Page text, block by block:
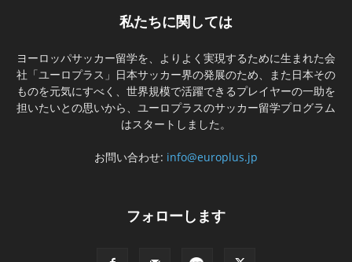
私たちに関しては
ヨーロッパサッカー留学を、よりよく実現するために生まれた会
社「ユーロプラス」日本サッカー界の発展のため、また日本その
ものを元気にすべく、世界規模で活躍できるプレイヤーの一助を
担いたいとの思いから、ユーロプラスのサッカー留学プログラム
はスタートしました。
お問い合わせ: info@europlus.jp
フォローします